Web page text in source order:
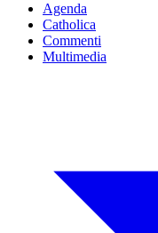
Agenda
Catholica
Commenti
Multimedia